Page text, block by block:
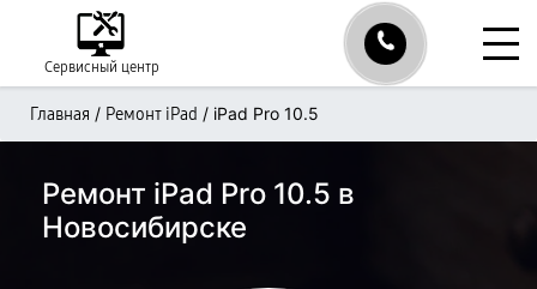
Сервисный центр
Главная / Ремонт iPad / iPad Pro 10.5
Ремонт iPad Pro 10.5 в
Новосибирске